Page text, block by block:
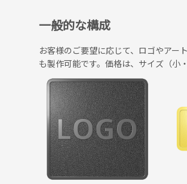
一般的な構成
お客様のご要望に応じて、ロゴやアー
も製作可能です。価格は、サイズ（小